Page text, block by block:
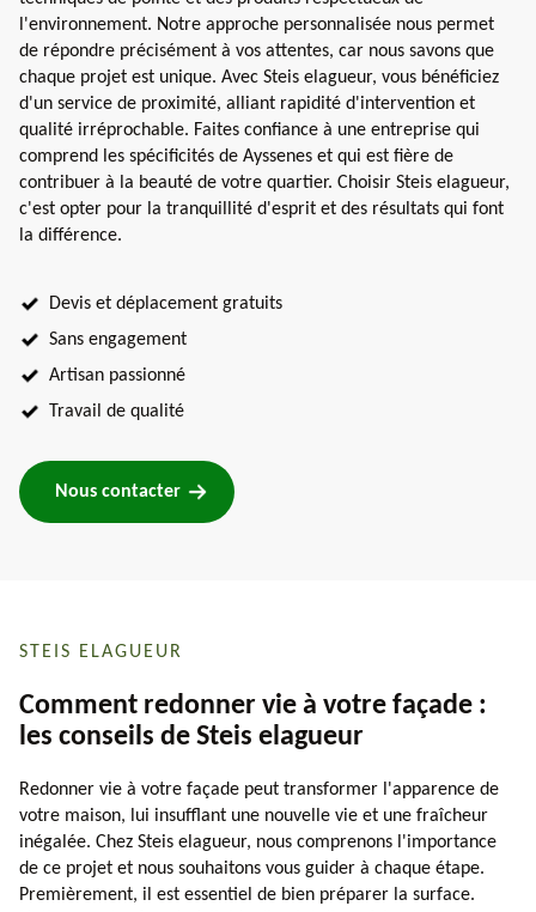
l'environnement. Notre approche personnalisée nous permet
de répondre précisément à vos attentes, car nous savons que
chaque projet est unique. Avec Steis elagueur, vous bénéficiez
d'un service de proximité, alliant rapidité d'intervention et
qualité irréprochable. Faites confiance à une entreprise qui
comprend les spécificités de Ayssenes et qui est fière de
contribuer à la beauté de votre quartier. Choisir Steis elagueur,
c'est opter pour la tranquillité d'esprit et des résultats qui font
la différence.
Devis et déplacement gratuits
Sans engagement
Artisan passionné
Travail de qualité
Nous contacter
STEIS ELAGUEUR
Comment redonner vie à votre façade :
les conseils de Steis elagueur
Redonner vie à votre façade peut transformer l'apparence de
votre maison, lui insufflant une nouvelle vie et une fraîcheur
inégalée. Chez Steis elagueur, nous comprenons l'importance
de ce projet et nous souhaitons vous guider à chaque étape.
Premièrement, il est essentiel de bien préparer la surface.